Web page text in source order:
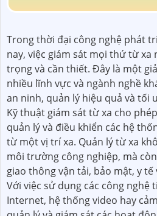
Trong thời đại công nghệ phát
nay, việc giám sát mọi thứ từ xa
trọng và cần thiết. Đây là một
nhiều lĩnh vực và ngành nghề
an ninh, quản lý hiệu quả và tối
Kỹ thuật giám sát từ xa cho
quản lý và điều khiển các hệ
từ một vị trí xa. Quản lý từ xa
môi trường công nghiệp, mà
giao thông vận tải, bảo mật, y
Với việc sử dụng các công nghệ
Internet, hệ thống video hay